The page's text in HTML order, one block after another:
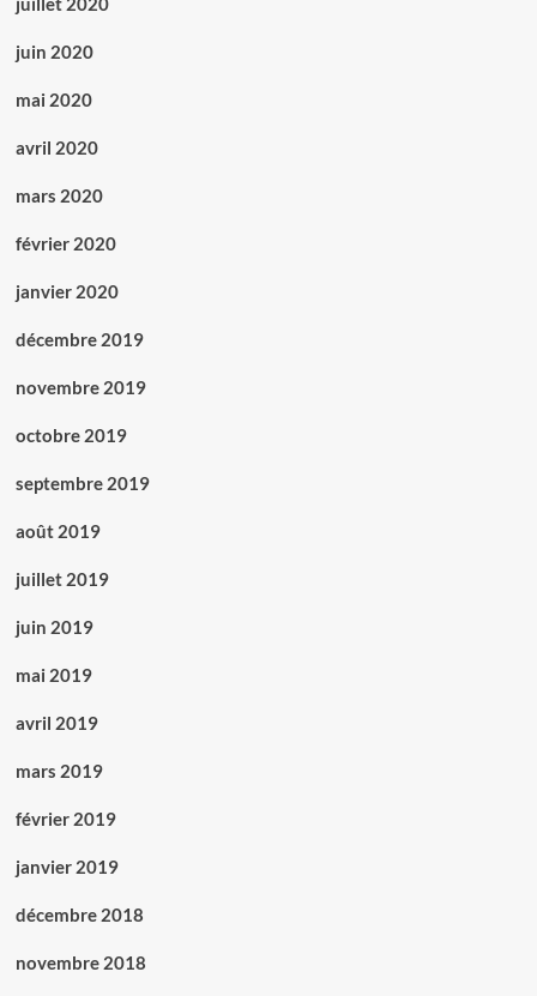
juin 2020
mai 2020
avril 2020
mars 2020
février 2020
janvier 2020
décembre 2019
novembre 2019
octobre 2019
septembre 2019
août 2019
juillet 2019
juin 2019
mai 2019
avril 2019
mars 2019
février 2019
janvier 2019
décembre 2018
novembre 2018